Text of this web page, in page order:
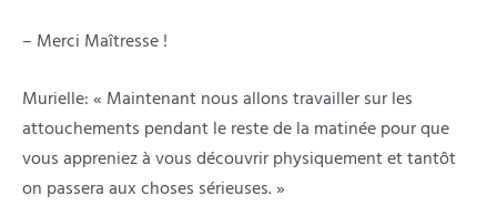
– Merci Maîtresse !
Murielle: « Maintenant nous allons travailler sur les
attouchements pendant le reste de la matinée pour que
vous appreniez à vous découvrir physiquement et tantôt
on passera aux choses sérieuses. »